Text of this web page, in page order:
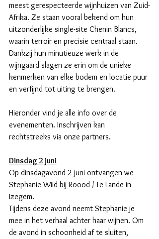
meest gerespecteerde wijnhuizen van Zuid-
Afrika. Ze staan vooral bekend om hun
uitzonderlijke single-site Chenin Blancs,
waarin terroir en precisie centraal staan.
Dankzij hun minutieuze werk in de
wijngaard slagen ze erin om de unieke
kenmerken van elke bodem en locatie puur
en verfijnd tot uiting te brengen.
Hieronder vind je alle info over de
evenementen. Inschrijven kan
rechtstreeks via onze partners.
Dinsdag 2 juni
Op dinsdagavond 2 juni ontvangen we
Stephanie Wiid bij Roood / Te Lande in
Izegem.
Tijdens deze avond neemt Stephanie je
mee in het verhaal achter haar wijnen. Om
de avond in schoonheid af te sluiten,